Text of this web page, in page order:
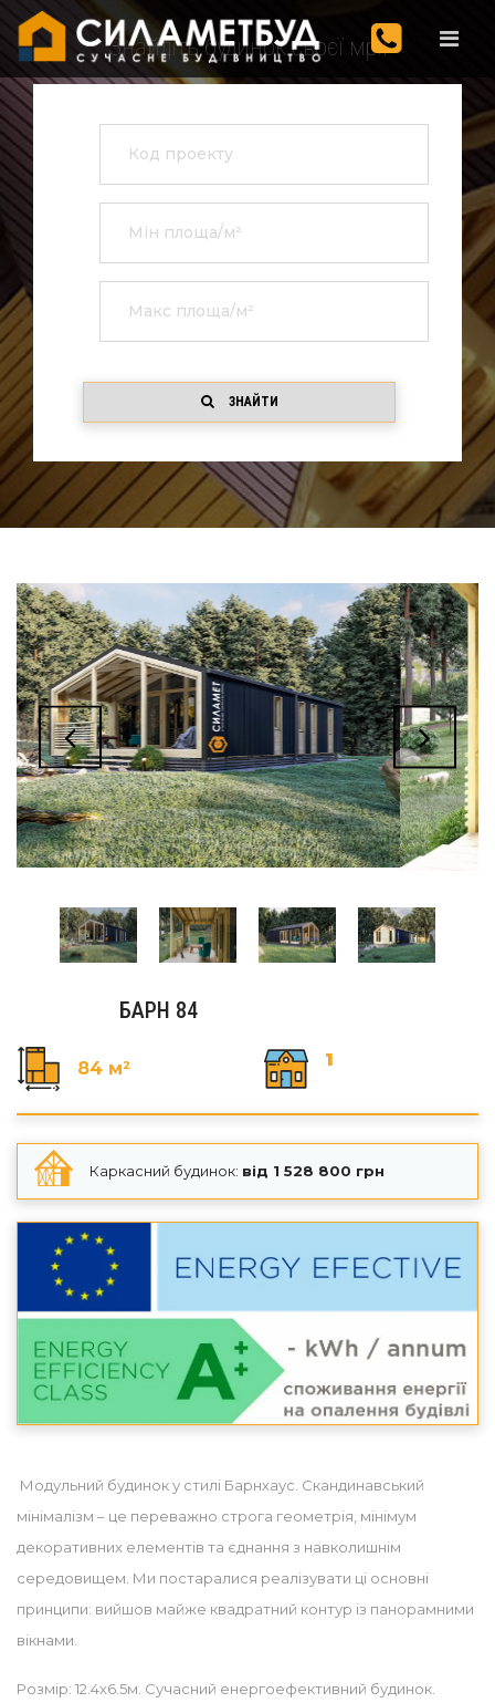
Знайдіть будинок своєї мрії
ЗНАЙТИ
БАРН 84
84 м² 1
Каркасний будинок: від 1 528 800 грн
Модульний будинок у стилі Барнхаус. Скандинавський
мінімалізм – це переважно строга геометрія, мінімум
декоративних елементів та єднання з навколишнім
середовищем. Ми постаралися реалізувати ці основні
принципи: вийшов майже квадратний контур із панорамними
вікнами.
Розмір: 12.4х6.5м. Сучасний енергоефективний будинок.